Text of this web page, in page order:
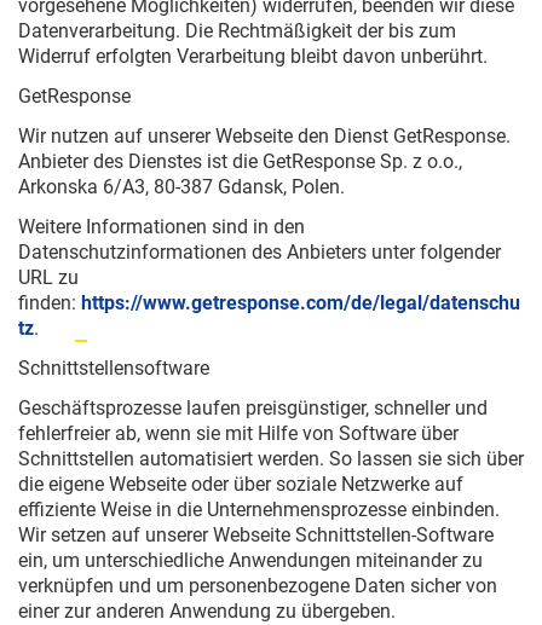
vorgesehene Möglichkeiten) widerrufen, beenden wir diese
Datenverarbeitung. Die Rechtmäßigkeit der bis zum
Widerruf erfolgten Verarbeitung bleibt davon unberührt.
GetResponse
Wir nutzen auf unserer Webseite den Dienst GetResponse.
Anbieter des Dienstes ist die GetResponse Sp. z o.o.,
Arkonska 6/A3, 80-387 Gdansk, Polen.
Weitere Informationen sind in den
Datenschutzinformationen des Anbieters unter folgender
URL zu
finden: https://www.getresponse.com/de/legal/datenschu
tz.
Schnittstellensoftware
Geschäftsprozesse laufen preisgünstiger, schneller und
fehlerfreier ab, wenn sie mit Hilfe von Software über
Schnittstellen automatisiert werden. So lassen sie sich über
die eigene Webseite oder über soziale Netzwerke auf
effiziente Weise in die Unternehmensprozesse einbinden.
Wir setzen auf unserer Webseite Schnittstellen-Software
ein, um unterschiedliche Anwendungen miteinander zu
verknüpfen und um personenbezogene Daten sicher von
einer zur anderen Anwendung zu übergeben.